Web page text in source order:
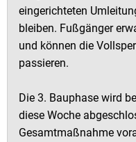
eingerichteten
bleiben. Fußgänger
und können die
passieren.
Die 3. Bauphase wird
diese Woche
Gesamtmaßnahme